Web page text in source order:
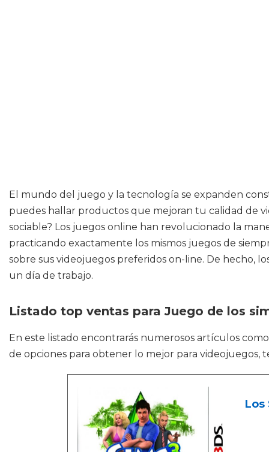
El mundo del juego y la tecnología se expanden
puedes hallar productos que mejoran tu calidad de
sociable? Los juegos online han revolucionado la
practicando exactamente los mismos juegos de
sobre sus videojuegos preferidos on-line. De hecho,
un día de trabajo.
Listado top ventas para Juego de los
En este listado encontrarás numerosos artículos
de opciones para obtener lo mejor para videojuegos,
Los